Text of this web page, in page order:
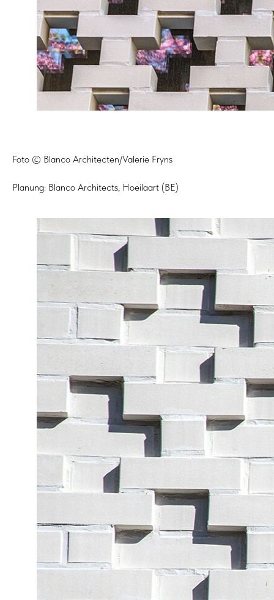
Foto © Blanco Architecten/Valerie Fryns
Planung: Blanco Architects, Hoeilaart (BE)